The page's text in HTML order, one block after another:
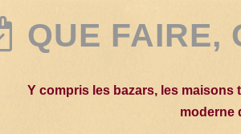
QUE FAIRE,
Y compris les bazars, les
moderne